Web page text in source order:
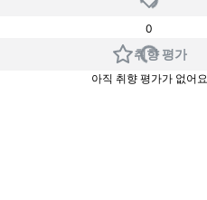
0
취향 평가
아직 취향 평가가 없어요